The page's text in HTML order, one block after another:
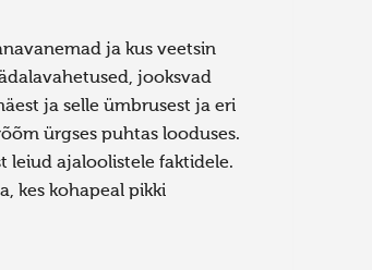
ja kus veetsin
jooksvad
ja selle ümbrusest ja eri
ürgses puhtas looduses.
leiud ajaloolistele faktidele.
kes kohapeal pikki